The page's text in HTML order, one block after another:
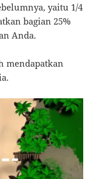
yaitu 1/4
bagian 25%
Anda.
mendapatkan